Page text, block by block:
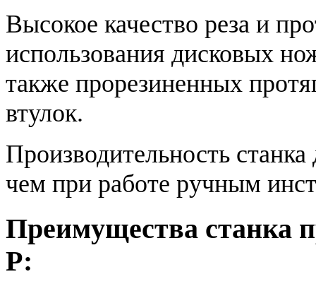
Высокое качество реза и
использования дисковых
также прорезиненных
втулок.
Производительность
чем при работе ручным
Преимущества станка
Р: